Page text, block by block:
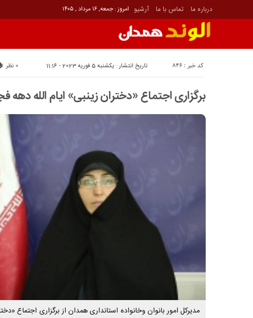
درباره ما تماس با ما آرشیو امروز : جمعه, ۱۶ مرداد , ۱۴۰۵
تاریخ انتشار : یکشنبه 5 فوریه 2023 - 11:16 کد خبر : 846 0 نظر
برگزاری اجتماع «دختران زینبی» ایام الله دهه
مدیرکل امور بانوان وخانواده استانداری همدان از برگزاری اجتماع